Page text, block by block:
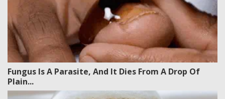
Fungus Is A Parasite, And It Dies From A Drop Of
Plain...